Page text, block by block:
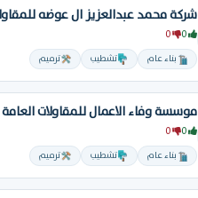
0
0
بناء عام تشطيب ترميم
موسسة وفاء الاعمال للمقاولات العامة
0
0
بناء عام تشطيب ترميم